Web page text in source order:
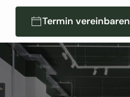
Termin vereinbaren
Termin vereinbaren